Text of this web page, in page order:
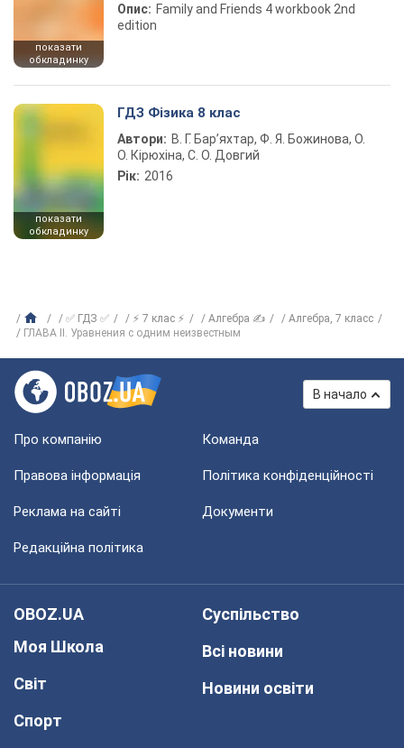
показати
обкладинку
Опис: Family and Friends 4 workbook 2nd
edition
показати
обкладинку
ГДЗ Фізика 8 клас
Автори: В. Г. Бар’яхтар, Ф. Я. Божинова, О.
О. Кірюхіна, С. О. Довгий
Рік: 2016
✅ ГДЗ ✅ ⚡ 7 клас ⚡ Алгебра ✍
Алгебра, 7 класс
ГЛАВА ІІ. Уравнения с одним неизвестным
В начало
Про компанію Команда
Правова інформація Політика конфіденційності
Реклама на сайті Документи
Редакційна політика
OBOZ.UA
Моя Школа
Світ
Спорт
Суспільство
Всі новини
Новини освіти